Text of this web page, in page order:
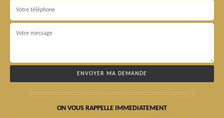
ON VOUS RAPPELLE IMMEDIATEMENT